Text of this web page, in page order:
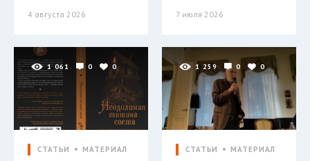
4 августа 2026 7 июля 2026
1 061 0 0
СТАТЬИ МАТЕРИАЛ
1 259 0 0
СТАТЬИ МАТЕРИАЛ